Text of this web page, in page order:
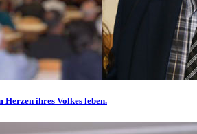
Herzen ihres Volkes leben.